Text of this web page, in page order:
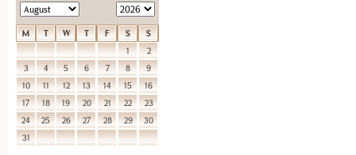
M T W T F S
S
1
2
3
4 5 6 7 8
9
10
11 12 13 14 15
16
17
18 19 20 21 22
23
24
25 26 27 28 29
30
31